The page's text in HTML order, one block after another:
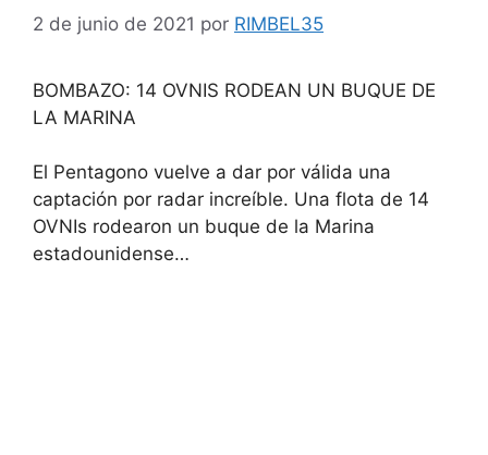
2 de junio de 2021 por RIMBEL35
BOMBAZO: 14 OVNIS RODEAN UN BUQUE DE
LA MARINA
El Pentagono vuelve a dar por válida una
captación por radar increíble. Una flota de 14
OVNIs rodearon un buque de la Marina
estadounidense…